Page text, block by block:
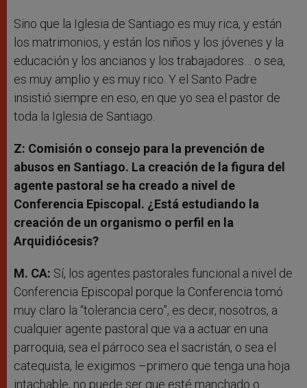
Sino que la Iglesia de Santiago es muy rica, y están
los matrimonios, y están los niños y los jóvenes y la
educación y los ancianos y los trabajadores… o sea,
es muy amplio y es muy rico. Y el Santo Padre
insistió siempre en eso, en que yo sea el pastor de
toda la Iglesia de Santiago.
Z: Comisión o consejo para la prevención de
abusos en Santiago. La creación de la figura del
agente pastoral se ha creado a nivel de
Conferencia Episcopal. ¿Está estudiando la
creación de un organismo o perfil en la
Arquidiócesis?
M. CA: Sí, los agentes pastorales funcional a nivel de
Conferencia Episcopal porque la Conferencia tomó
muy claro la “tolerancia cero”, es decir, nosotros, a
cualquier agente pastoral que va a actuar en una
parroquia, sea el párroco sea el sacristán, o sea el
catequista, le exigimos –primero que tenga una hoja
intachable, no puede ser que esté manchado o